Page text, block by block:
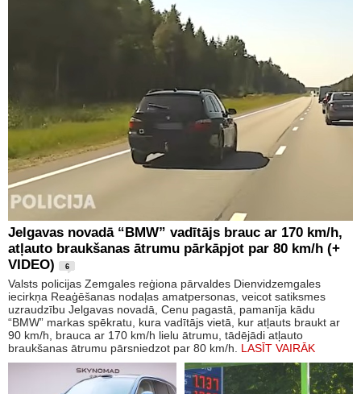
Jelgavas novadā “BMW” vadītājs brauc ar 170 km/h,
atļauto braukšanas ātrumu pārkāpjot par 80 km/h (+
VIDEO)
6
Valsts policijas Zemgales reģiona pārvaldes Dienvidzemgales
iecirkņa Reaģēšanas nodaļas amatpersonas, veicot satiksmes
uzraudzību Jelgavas novadā, Cenu pagastā, pamanīja kādu
“BMW” markas spēkratu, kura vadītājs vietā, kur atļauts braukt ar
90 km/h, brauca ar 170 km/h lielu ātrumu, tādējādi atļauto
braukšanas ātrumu pārsniedzot par 80 km/h. LASĪT VAIRĀK